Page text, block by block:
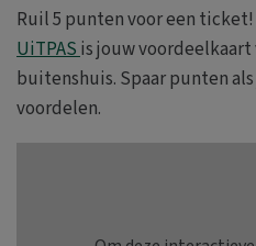
Ruil 5 punten voor een ticket!
UiTPASis jouw
buitenshuis. Spaar punten
voordelen.